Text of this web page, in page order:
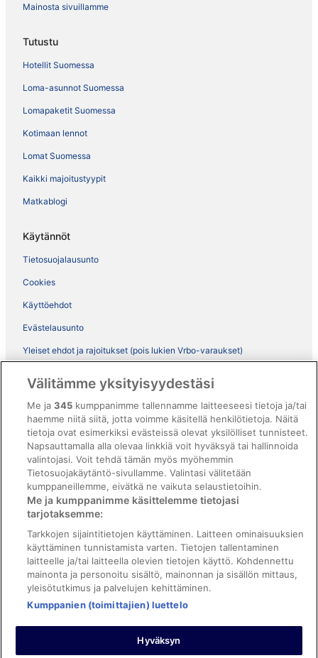
Mainosta sivuillamme
Tutustu
Hotellit Suomessa
Loma-asunnot Suomessa
Lomapaketit Suomessa
Kotimaan lennot
Lomat Suomessa
Kaikki majoitustyypit
Matkablogi
Käytännöt
Tietosuojalausunto
Cookies
Käyttöehdot
Evästelausunto
Yleiset ehdot ja rajoitukset (pois lukien Vrbo-varaukset)
ebookers BONUS+ -ohjelman ehdot
Oikeudelliset tiedot / ota meihin yhteyttä
Sisältövaatimukset ja ilmoituksen tekeminen sisällöstä
Tuki
Ota yhteyttä
Varauksen muuttaminen tai peruuttaminen
Varaa lento lentoyhtiön hyvityskupongeilla
Hyvityksen hakeminen ja aikarajat
Välitämme yksityisyydestäsi
Me ja345 kumppanimme tallennamme laitteeseesi tietoja ja/tai
haemme niitä siitä, jotta voimme käsitellä henkilötietoja. Näitä
tietoja ovat esimerkiksi evästeissä olevat yksilölliset tunnisteet.
Napsauttamalla alla olevaa linkkiä voit hyväksyä tai hallinnoida
valintojasi. Voit tehdä tämän myös myöhemmin
Tietosuojakäytäntö-sivullamme. Valintasi välitetään
kumppaneillemme, eivätkä ne vaikuta selaustietoihin.
Me ja kumppanimme käsittelemme tietojasi
tarjotaksemme:
Tarkkojen sijaintitietojen käyttäminen. Laitteen ominaisuuksien
käyttäminen tunnistamista varten. Tietojen tallentaminen
laitteelle ja/tai laitteella olevien tietojen käyttö. Kohdennettu
mainonta ja personoitu sisältö, mainonnan ja sisällön mittaus,
yleisötutkimus ja palvelujen kehittäminen.
Kumppanien (toimittajien) luettelo
Hyväksyn